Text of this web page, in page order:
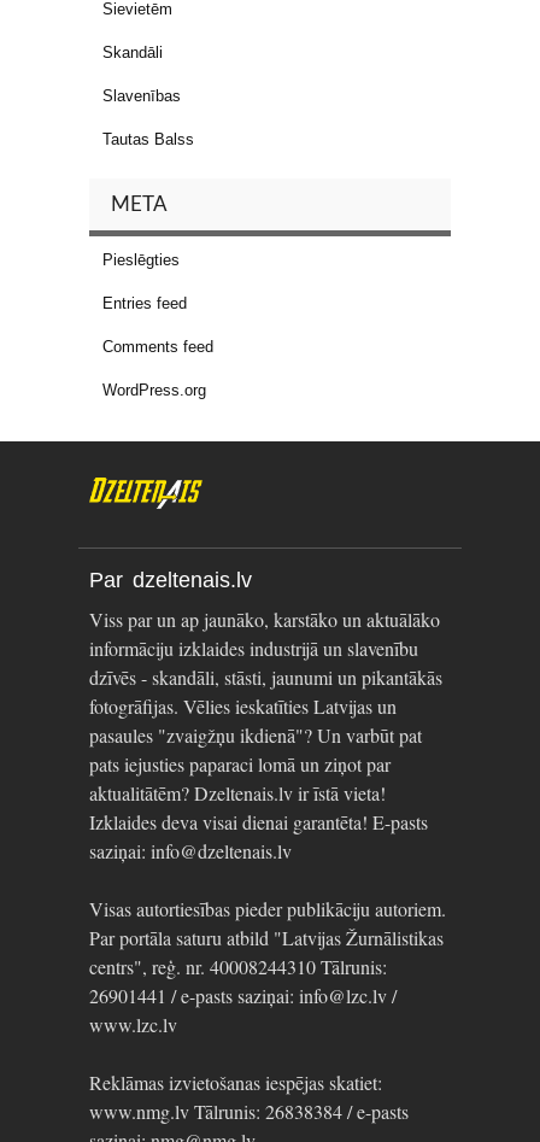
Sievietēm
Skandāli
Slavenības
Tautas Balss
META
Pieslēgties
Entries feed
Comments feed
WordPress.org
Par dzeltenais.lv
Viss par un ap jaunāko, karstāko un aktuālāko
informāciju izklaides industrijā un slavenību
dzīvēs - skandāli, stāsti, jaunumi un pikantākās
fotogrāfijas. Vēlies ieskatīties Latvijas un
pasaules "zvaigžņu ikdienā"? Un varbūt pat
pats iejusties paparaci lomā un ziņot par
aktualitātēm? Dzeltenais.lv ir īstā vieta!
Izklaides deva visai dienai garantēta! E-pasts
saziņai: info@dzeltenais.lv
Visas autortiesības pieder publikāciju autoriem.
Par portāla saturu atbild "Latvijas Žurnālistikas
centrs", reģ. nr. 40008244310 Tālrunis:
26901441 / e-pasts saziņai: info@lzc.lv /
www.lzc.lv
Reklāmas izvietošanas iespējas skatiet:
www.nmg.lv Tālrunis: 26838384 / e-pasts